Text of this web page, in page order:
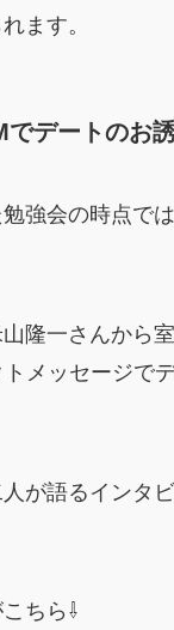
ます。
でデートのお
強会の時点で
隆一さんから
メッセージで
が語るインタ
ちら⇩